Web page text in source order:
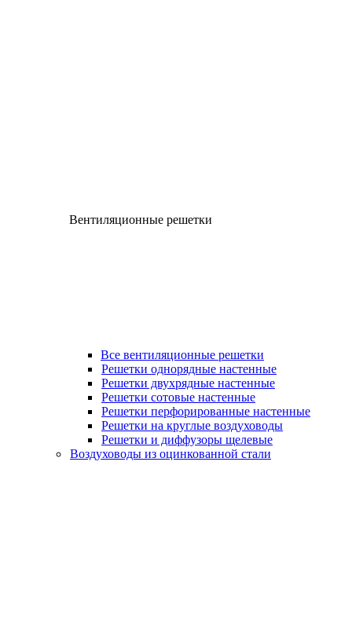
Вентиляционные решетки
Все вентиляционные решетки
Решетки однорядные настенные
Решетки двухрядные настенные
Решетки сотовые настенные
Решетки перфорированные настенные
Решетки на круглые воздуховоды
Решетки и диффузоры щелевые
Воздуховоды из оцинкованной стали